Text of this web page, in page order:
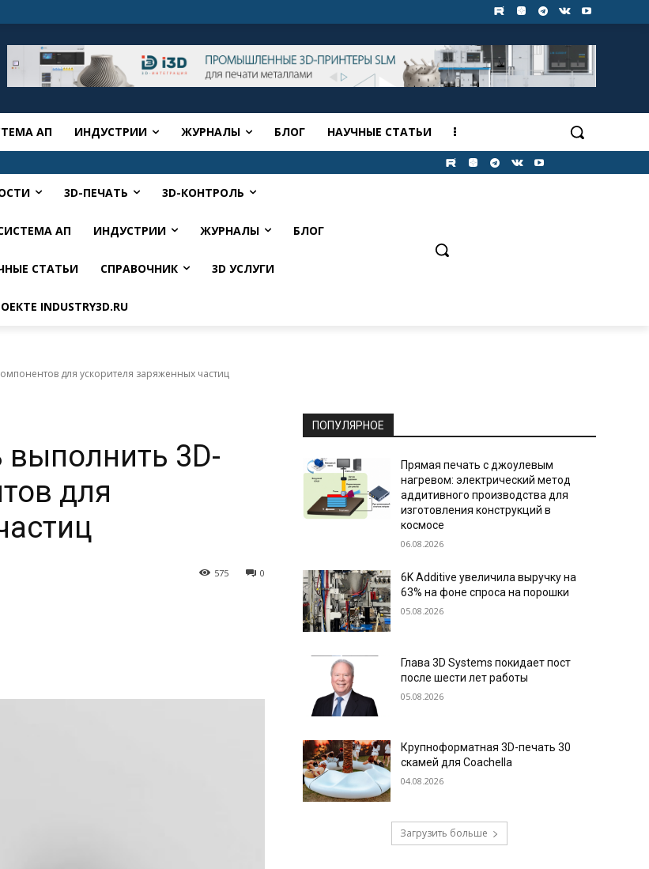
АП ИНДУСТРИИ ЖУРНАЛЫ БЛОГ НАУЧНЫЕ СТАТЬИ
3D-ПЕЧАТЬ 3D-КОНТРОЛЬ
АП ИНДУСТРИИ ЖУРНАЛЫ БЛОГ
СТАТЬИ СПРАВОЧНИК 3D УСЛУГИ
INDUSTRY3D.RU
для ускорителя заряженных частиц
выполнить 3D-
для
0
575
ПОПУЛЯРНОЕ
Прямая печать с джоулевым
нагревом: электрический метод
аддитивного производства для
изготовления конструкций в
космосе
06.08.2026
6K Additive увеличила выручку на
63% на фоне спроса на порошки
05.08.2026
Глава 3D Systems покидает пост
после шести лет работы
05.08.2026
Крупноформатная 3D-печать 30
скамей для Coachella
04.08.2026
Загрузить больше